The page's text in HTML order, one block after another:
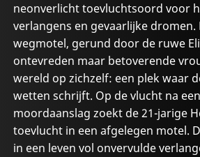
neonverlicht toevluchtsoord voor
verlangens en gevaarlijke dromen.
wegmotel, gerund door de ruwe
ontevreden maar betoverende
wereld op zichzelf: een plek waar
wetten schrijft. Op de vlucht na
moordaanslag zoekt de 21-jarige
toevlucht in een afgelegen motel.
in een leven vol onvervulde